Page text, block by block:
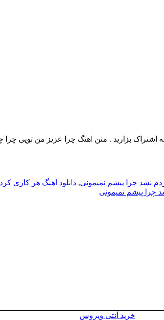
اشتراک بزارید . متن اهنگ چرا عزیز من
نشد چرا پیشم نمیمونی, دانلود اهنگ هر کاری
چرا پیشم نمیمونی
خرید آنتی ویروس